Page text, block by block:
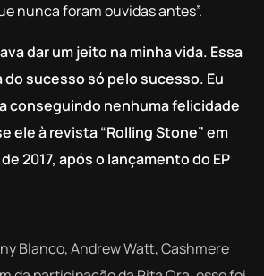
nunca foram ouvidas antes”.
dar um jeito na minha vida. Essa
sucesso só pelo sucesso. Eu
conseguindo nenhuma felicidade
ele à revista “Rolling Stone” em
2017, após o lançamento do EP
Blanco, Andrew Watt, Cashmere